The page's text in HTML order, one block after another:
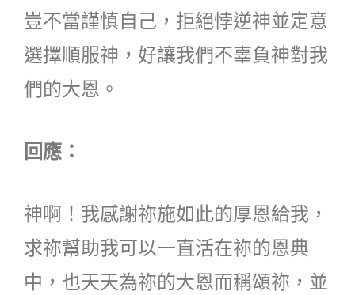
豈不當謹慎自己，拒絕悖逆神並定意
選擇順服神，好讓我們不辜負神對我
們的大恩。
回應：
神啊！我感謝祢施如此的厚恩給我，
求祢幫助我可以一直活在祢的恩典
中，也天天為祢的大恩而稱頌祢，並